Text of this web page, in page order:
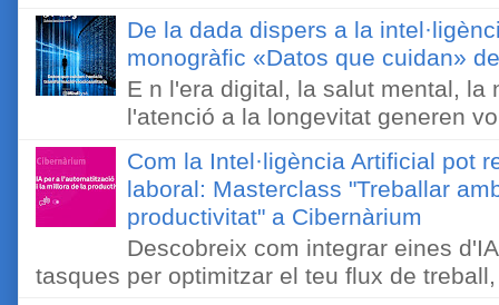
De la dada dispers a la
monogràfic «Datos que cuidan»
E n l'era digital, la salut mental, la
l'atenció a la longevitat generen
Com la Intel·ligència Artificial pot
laboral: Masterclass "Treballar
productivitat" a Cibernàrium
Descobreix com integrar eines
tasques per optimitzar el teu flux de